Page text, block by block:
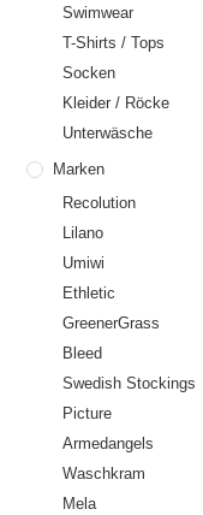
Swimwear
T-Shirts / Tops
Socken
Kleider / Röcke
Unterwäsche
Marken
Recolution
Lilano
Umiwi
Ethletic
GreenerGrass
Bleed
Swedish Stockings
Picture
Armedangels
Waschkram
Mela